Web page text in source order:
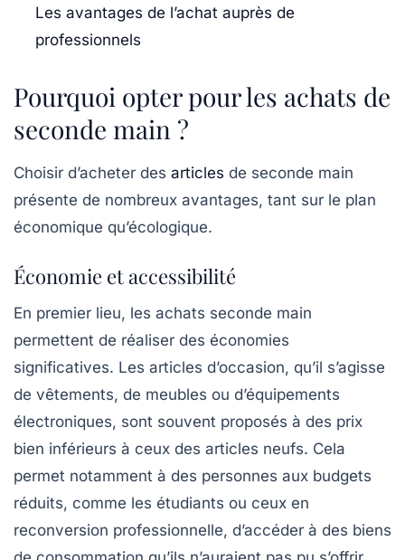
Les avantages de l’achat auprès de
professionnels
Pourquoi opter pour les achats de
seconde main ?
Choisir d’acheter des articles de seconde main
présente de nombreux avantages, tant sur le plan
économique qu’écologique.
Économie et accessibilité
En premier lieu, les achats seconde main
permettent de réaliser des économies
significatives. Les articles d’occasion, qu’il s’agisse
de vêtements, de meubles ou d’équipements
électroniques, sont souvent proposés à des prix
bien inférieurs à ceux des articles neufs. Cela
permet notamment à des personnes aux budgets
réduits, comme les étudiants ou ceux en
reconversion professionnelle, d’accéder à des biens